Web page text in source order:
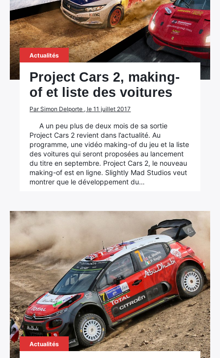
Actualités
Project Cars 2, making-
of et liste des voitures
Par Simon Delporte , le 11 juillet 2017
A un peu plus de deux mois de sa sortie
Project Cars 2 revient dans l’actualité. Au
programme, une vidéo making-of du jeu et la liste
des voitures qui seront proposées au lancement
du titre en septembre. Project Cars 2, le nouveau
making-of est en ligne. Slightly Mad Studios veut
montrer que le développement du…
Actualités